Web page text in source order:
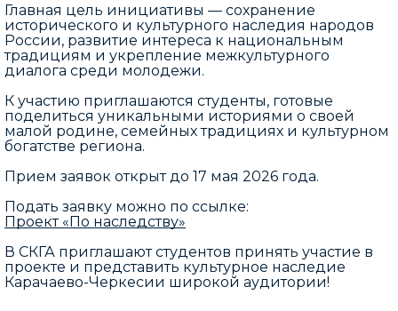
Главная цель инициативы — сохранение
исторического и культурного наследия народов
России, развитие интереса к национальным
традициям и укрепление межкультурного
диалога среди молодежи.
К участию приглашаются студенты, готовые
поделиться уникальными историями о своей
малой родине, семейных традициях и культурном
богатстве региона.
Прием заявок открыт до 17 мая 2026 года.
Подать заявку можно по ссылке:
Проект «По наследству»
В СКГА приглашают студентов принять участие в
проекте и представить культурное наследие
Карачаево-Черкесии широкой аудитории!